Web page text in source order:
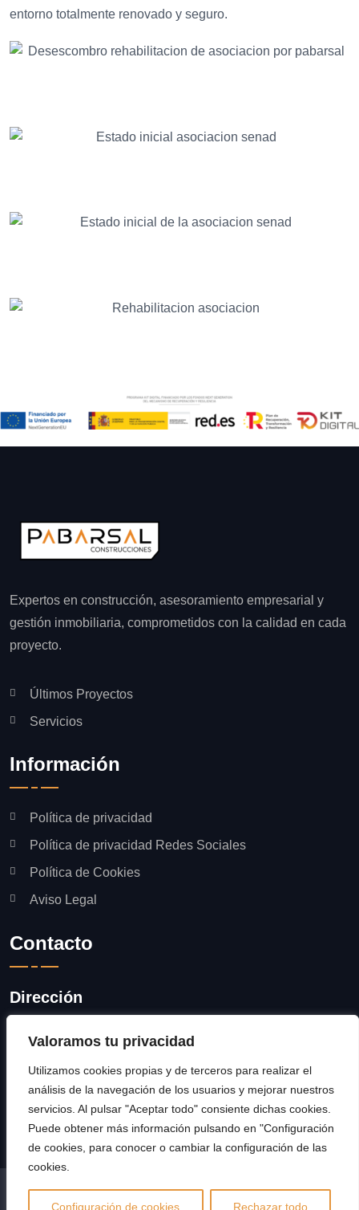
Valoramos tu privacidad
Utilizamos cookies propias y de terceros para realizar el
análisis de la navegación de los usuarios y mejorar nuestros
servicios. Al pulsar "Aceptar todo" consiente dichas cookies.
Puede obtener más información pulsando en "Configuración
de cookies, para conocer o cambiar la configuración de las
cookies.
Configuración de cookies Rechazar todo
entorno totalmente renovado y seguro.
Expertos en construcción, asesoramiento empresarial y
gestión inmobiliaria, comprometidos con la calidad en cada
proyecto.
Últimos Proyectos
Servicios
Información
Política de privacidad
Política de privacidad Redes Sociales
Política de Cookies
Aviso Legal
Contacto
Dirección
Catadau (Valencia)
Número / Correo
962 369 336 info@pabarsal.com